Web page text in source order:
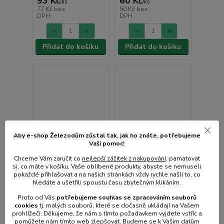
/ks
77 Kč bez
DPH
Přidat do košíku
/ks
50 Kč bez
DPH
Přidat do košíku
Aby e-shop Železodům zůstal tak, jak ho znáte, potřebujeme
Vaši pomoc!
Chceme Vám zaručit co nejlepší zážitek z nakupování, pamatovat
si, co máte v košíku, Vaše oblíbené produkty, abyste se nemuseli
pokaždé přihlašovat a na našich stránkách vždy rychle našli to, co
hledáte a ušetřili spoustu času zbytečným klikáním.
Proto od Vás potřebujeme souhlas se zpracováním souborů
cookiestj. malých souborů, které se dočasně ukládají na Vašem
prohlížeči. Děkujeme, že nám s tímto požadavkem vyjdete vstříc a
pomůžete nám tímto web zlepšovat. Budeme se k Vašim datům